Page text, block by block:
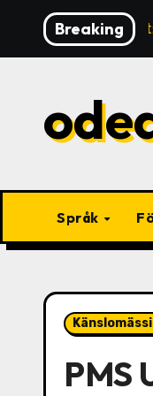
content
Breaking
Uppblåsthet:
Språk
PMS